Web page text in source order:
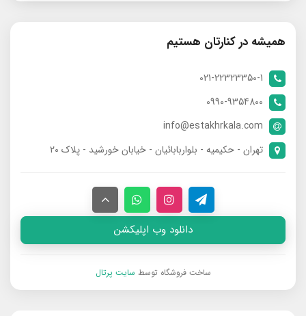
همیشه در کنارتان هستیم
021-22323350-1
0990-9354800
info@estakhrkala.com
تهران - حکیمیه - بلواربابائیان - خیابان خورشید - پلاک ۲۰
دانلود وب اپلیکشن
ساخت فروشگاه توسط سایت پرتال